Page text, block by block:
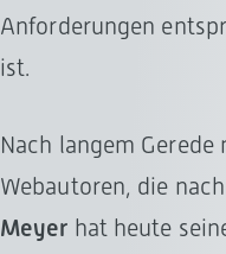
Anforderungen
ist.
Nach langem
Webautoren, die
Meyer hat heute